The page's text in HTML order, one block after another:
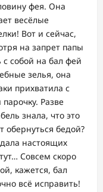
фея. Она
весёлые
Вот и сейчас,
на запрет папы
с собой на бал фей
зелья, она
прихватила с
парочку. Разве
знала, что это
обернуться бедой?
настоящих
Совсем скоро
кажется, бал
всё исправить!